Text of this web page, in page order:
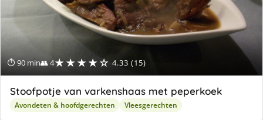
⏱ 90 min👥 4★★★★☆ 4.33 (15)
Stoofpotje van varkenshaas met peperkoek
Avondeten & hoofdgerechten Vleesgerechten